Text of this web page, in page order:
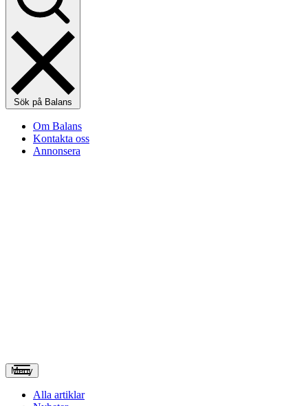
Sök på Balans
Om Balans
Kontakta oss
Annonsera
Meny
Alla artiklar